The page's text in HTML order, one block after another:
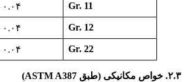
Gr. 11 ۰.۰۴ – ۰.۱۷
Gr. 12 ۰.۰۴ – ۰.۱۷
Gr. 22 ۰.۰۴ – ۰.۱۵
۲.۳. خواص مکانیکی (طبق ASTM A387)